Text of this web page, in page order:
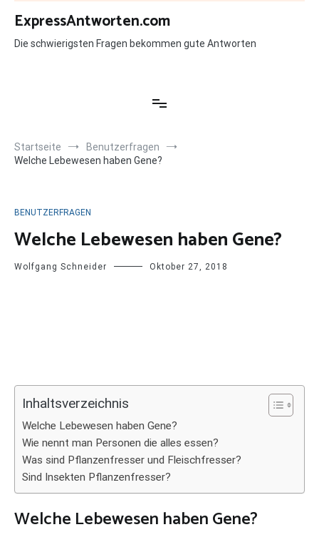
Zum
Inhalt
springen
ExpressAntworten.com
Die schwierigsten Fragen bekommen gute Antworten
Startseite
Benutzerfragen
Welche Lebewesen haben Gene?
BENUTZERFRAGEN
Welche Lebewesen haben Gene?
Wolfgang Schneider Oktober 27, 2018
Inhaltsverzeichnis
Welche Lebewesen haben Gene?
Wie nennt man Personen die alles essen?
Was sind Pflanzenfresser und Fleischfresser?
Sind Insekten Pflanzenfresser?
Welche Lebewesen haben Gene?